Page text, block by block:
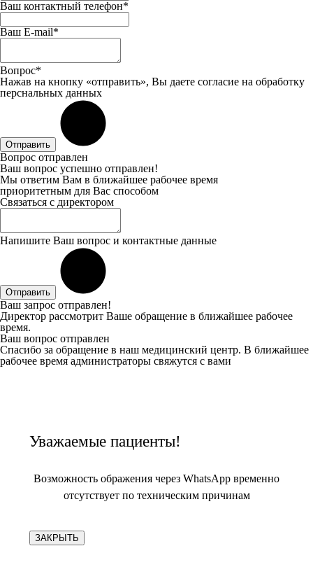
Ваш контактный телефон*
Ваш E-mail*
Вопрос*
Нажав на кнопку «отправить», Вы даете согласие на обработку
перснальных данных
Отправить
Вопрос отправлен
Ваш вопрос успешно отправлен!
Мы ответим Вам в ближайшее рабочее время
приоритетным для Вас способом
Связаться с директором
Напишите Ваш вопрос и контактные данные
Отправить
Ваш запрос отправлен!
Директор рассмотрит Ваше обращение в ближайшее рабочее
время.
Ваш вопрос отправлен
Спасибо за обращение в наш медицинский центр. В ближайшее
рабочее время администраторы свяжутся с вами
Уважаемые пациенты!
Возможность ображения через WhatsApp временно
отсутствует по техническим причинам
ЗАКРЫТЬ